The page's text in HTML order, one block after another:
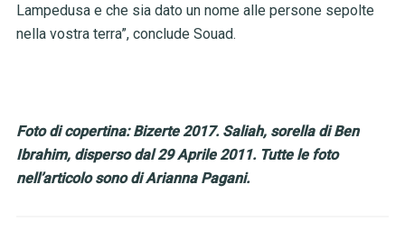
Lampedusa e che sia dato un nome alle persone sepolte
nella vostra terra”, conclude Souad.
Foto di copertina: Bizerte 2017. Saliah, sorella di Ben
Ibrahim, disperso dal 29 Aprile 2011. Tutte le foto
nell’articolo sono di Arianna Pagani.